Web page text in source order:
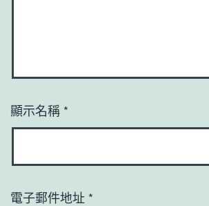
顯示名稱 *
電子郵件地址 *